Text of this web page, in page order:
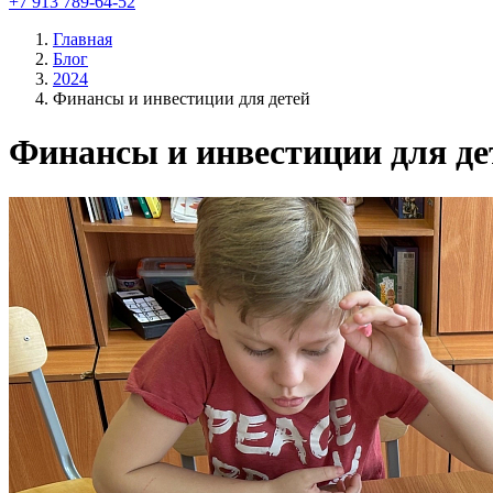
Главная
Блог
2024
Финансы и инвестиции для детей
Финансы и инвестиции для